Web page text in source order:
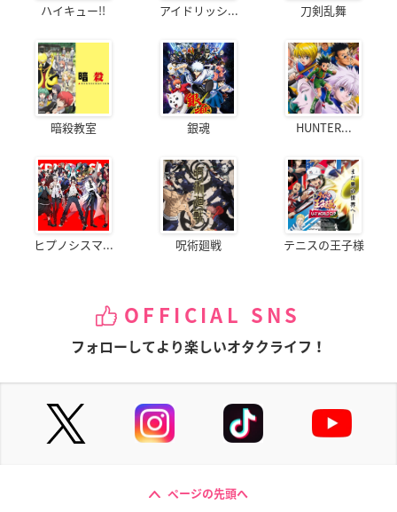
ハイキュー!! アイドリッシ... 刀剣乱舞
暗殺教室 銀魂 HUNTER...
ヒプノシスマ... 呪術廻戦 テニスの王子様
OFFICIAL SNS
フォローしてより楽しいオタクライフ！
ページの先頭へ